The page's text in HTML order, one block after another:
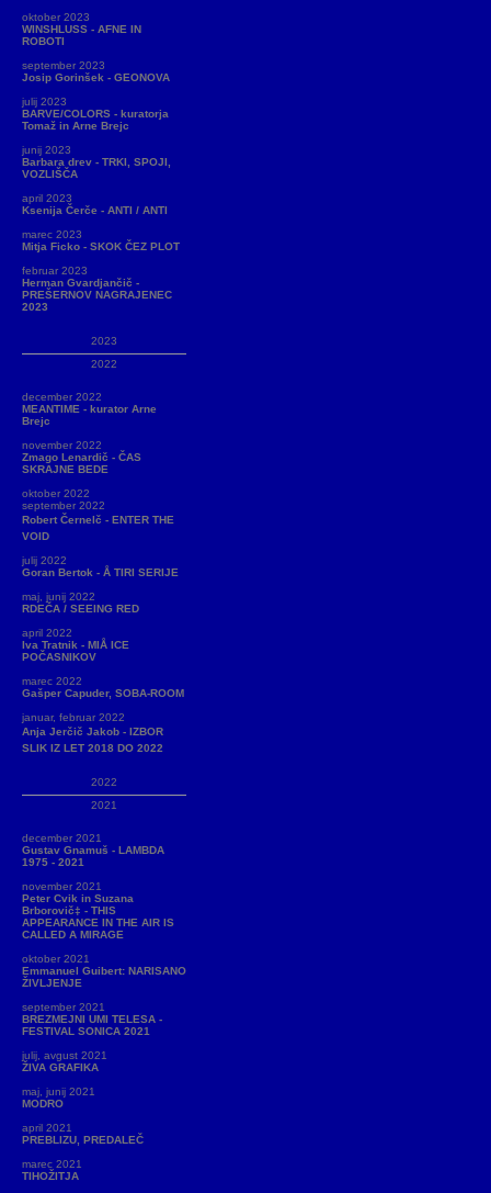
oktober 2023
WINSHLUSS - AFNE IN
ROBOTI
september 2023
Josip Gorinšek - GEONOVA
julij 2023
BARVE/COLORS - kuratorja
Tomaž in Arne Brejc
junij 2023
Barbara drev - TRKI, SPOJI,
VOZLIŠČA
april 2023
Ksenija Čerče - ANTI / ANTI
marec 2023
Mitja Ficko - SKOK ČEZ PLOT
februar 2023
Herman Gvardjančič -
PREŠERNOV NAGRAJENEC
2023
2023
2022
december 2022
MEANTIME - kurator Arne
Brejc
november 2022
Zmago Lenardič - ČAS
SKRAJNE BEDE
oktober 2022
september 2022
Robert Černelč - ENTER THE
VOID
julij 2022
Goran Bertok - Å TIRI SERIJE
maj, junij 2022
RDEČA / SEEING RED
april 2022
Iva Tratnik - MIÅ ICE
POČASNIKOV
marec 2022
Gašper Capuder, SOBA-ROOM
januar, februar 2022
Anja Jerčič Jakob - IZBOR
SLIK IZ LET 2018 DO 2022
2022
2021
december 2021
Gustav Gnamuš - LAMBDA
1975 - 2021
november 2021
Peter Cvik in Suzana
Brborovič‡ - THIS
APPEARANCE IN THE AIR IS
CALLED A MIRAGE
oktober 2021
Emmanuel Guibert: NARISANO
ŽIVLJENJE
september 2021
BREZMEJNI UMI TELESA -
FESTIVAL SONICA 2021
julij, avgust 2021
ŽIVA GRAFIKA
maj, junij 2021
MODRO
april 2021
PREBLIZU, PREDALEČ
marec 2021
TIHOŽITJA